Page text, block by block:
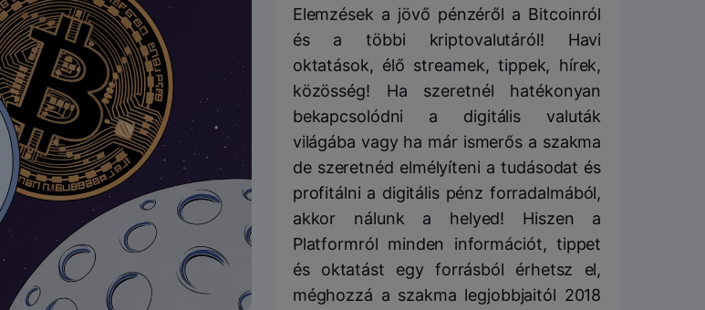
Elemzések a jövő pénzéről a Bitcoinról
és a többi kriptovalutáról! Havi
oktatások, élő streamek, tippek, hírek,
közösség! Ha szeretnél hatékonyan
bekapcsolódni a digitális valuták
világába vagy ha már ismerős a szakma
de szeretnéd elmélyíteni a tudásodat és
profitálni a digitális pénz forradalmából,
akkor nálunk a helyed! Hiszen a
Platformról minden információt, tippet
és oktatást egy forrásból érhetsz el,
méghozzá a szakma legjobbjaitól 2018